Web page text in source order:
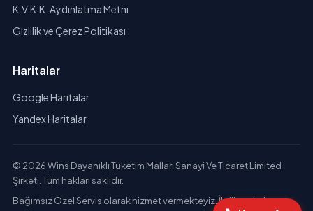
K.V.K.K. Aydınlatma Metni
Gizlilik ve Çerez Politikası
Haritalar
Google Haritalar
Yandex Haritalar
© 2026 Wins Dayanıklı Tüketim Malları Sanayi Ve Ticaret Limited
Şirketi. Tüm hakları saklıdır.
Bağımsız Özel Servis olarak hizmet vermekteyiz. İlgili markaların